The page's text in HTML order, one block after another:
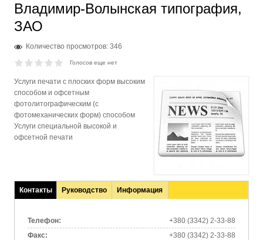
Владимир-Волынская типография,
ЗАО
Количество просмотров: 346
Голосов еще нет
Услуги печати с плоских форм высоким
способом и офсетным
фотолитографическим (с
фотомеханических форм) способом
Услуги специальной высокой и
офсетной печати
Контакты
(активная
Руководство Информация
Телефон:
+380 (3342) 2-33-88
Факс:
+380 (3342) 2-33-88